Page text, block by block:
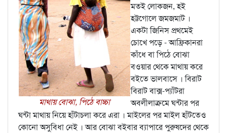
মাথায় বোঝা, পিঠে বাচ্চা
মতই লোকজন, হই
হট্টগোলে জমজমাট ।
একটা জিনিস প্রথমেই
চোখে পড়ে - আফ্রিকানরা
কাঁধে বা পিঠে বোঝা
বওয়ার থেকে মাথায় করে
বইতে ভালবাসে । বিরাট
বিরাট বাক্স-প্যাঁটরা
অবলীলাক্রমে ঘন্টার পর
ঘন্টা মাথায় নিয়ে হাঁটাচলা করে এরা । মাইলের পর মাইল হাঁটতেও
কোনো অসুবিধা নেই । আর বোঝা বইবার ব্যাপারে পুরুষদের থেকে